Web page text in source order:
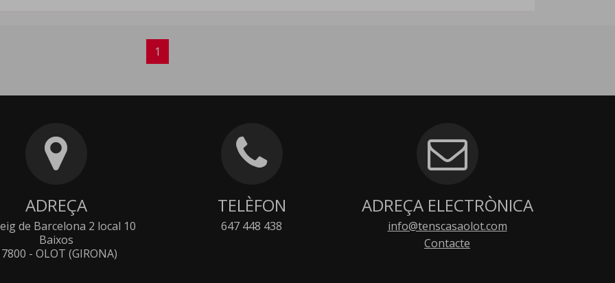
1
ADREÇA
de Barcelona 2 local 10
Baixos
- OLOT (GIRONA)
TELÈFON
647 448 438
ADREÇA ELECTRÒNICA
info@tenscasaolot.com
Contacte